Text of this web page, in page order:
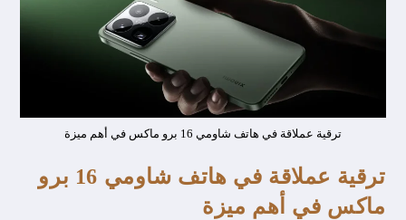
ترقية عملاقة في هاتف شاومي 16 برو ماكس في أهم ميزة
ترقية عملاقة في هاتف شاومي 16 برو
ماكس في أهم ميزة